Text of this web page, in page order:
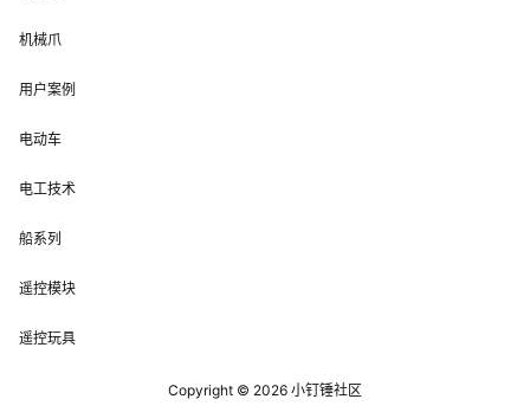
机械爪
用户案例
电动车
电工技术
船系列
遥控模块
遥控玩具
Copyright © 2026 小钉锤社区